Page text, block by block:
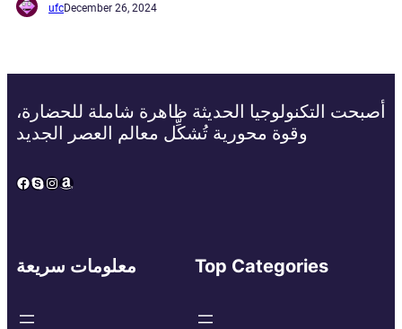
ufcDecember 26, 2024
أصبحت التكنولوجيا الحديثة ظاهرة شاملة للحضارة،
وقوة محورية تُشكِّل معالم العصر الجديد
Facebook
Skype
Instagram
Amazon
معلومات سريعة Top Categories